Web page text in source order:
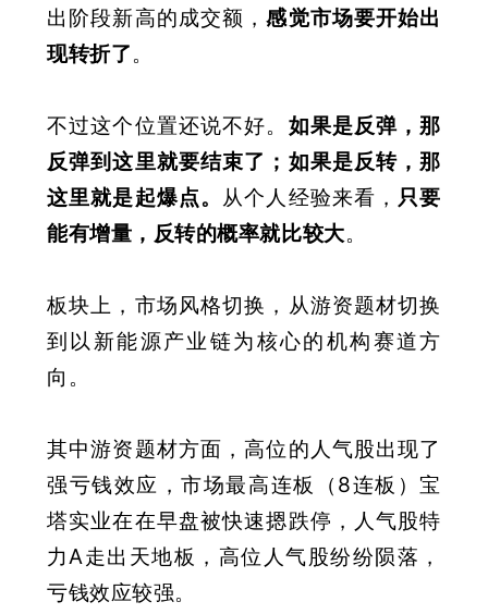
出阶段新高的成交额，感觉市场要开始出
现转折了。
不过这个位置还说不好。 如果是反弹，那
反弹到这里就要结束了；如果是反转，那
这里就是起爆点。 从个人经验来看， 只要
能有增量，反转的概率就比较大。
板块上，市场风格切换，从游资题材切换
到以新能源产业链为核心的机构赛道方
向。
其中游资题材方面，高位的人气股出现了
强亏钱效应，市场最高连板（8连板）宝
塔实业在在早盘被快速摁跌停，人气股特
力A走出天地板，高位人气股纷纷陨落，
亏钱效应较强。